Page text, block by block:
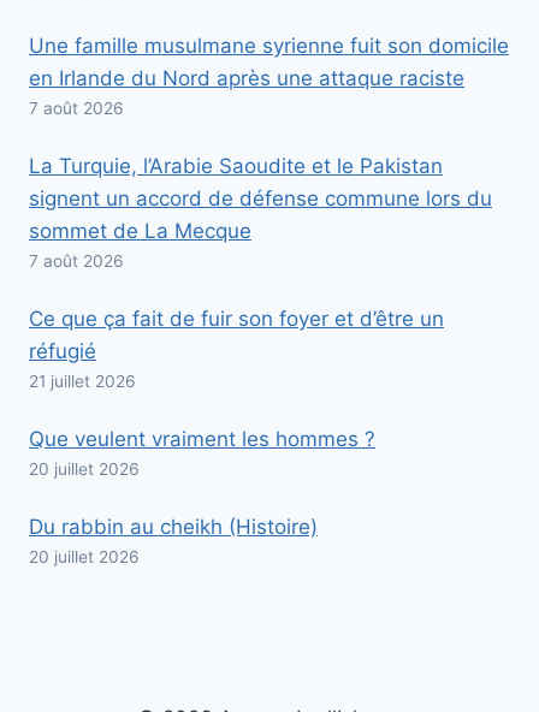
Une famille musulmane syrienne fuit son domicile
en Irlande du Nord après une attaque raciste
7 août 2026
La Turquie, l’Arabie Saoudite et le Pakistan
signent un accord de défense commune lors du
sommet de La Mecque
7 août 2026
Ce que ça fait de fuir son foyer et d’être un
réfugié
21 juillet 2026
Que veulent vraiment les hommes ?
20 juillet 2026
Du rabbin au cheikh (Histoire)
20 juillet 2026